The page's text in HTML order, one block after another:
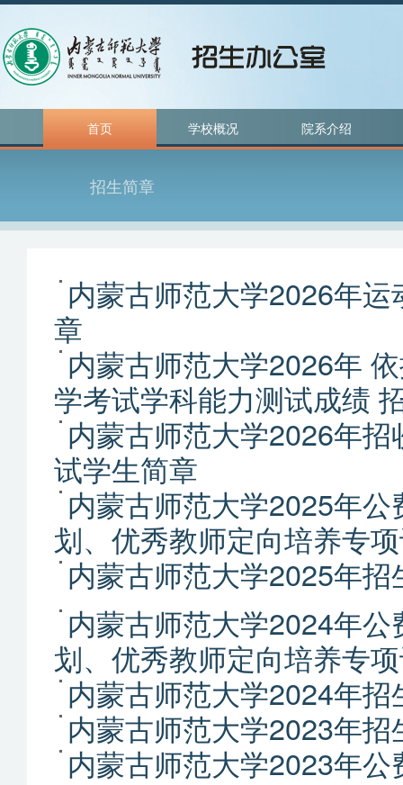
首页 学校概况 院系介绍
招生简章
内蒙古师范大学2026年
章
内蒙古师范大学2026年
学考试学科能力测试成绩
内蒙古师范大学2026年
试学生简章
内蒙古师范大学2025年
划、优秀教师定向培养专
内蒙古师范大学2025年招
内蒙古师范大学2024年
划、优秀教师定向培养专
内蒙古师范大学2024年招
内蒙古师范大学2023年招
内蒙古师范大学2023年